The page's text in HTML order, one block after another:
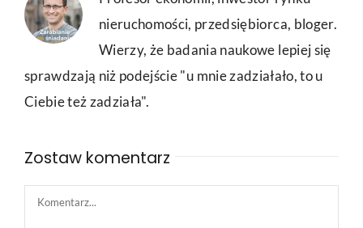
nieruchomości, przedsiębiorca, bloger.
Wierzy, że badania naukowe lepiej się
sprawdzają niż podejście "u mnie zadziałało, to u
Ciebie też zadziała".
Zostaw komentarz
Comment